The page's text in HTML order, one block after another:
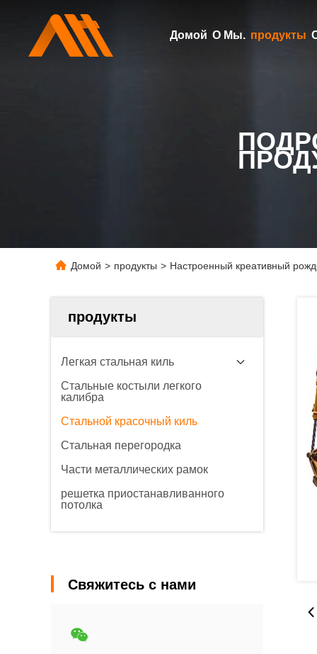
Домой О Мы. продукты
Домой > продукты > Настроенный креативный
продукты
Легкая стальная киль
Стальные костыли легкого
калибра
Стальной красочный киль
Стальная перегородка
Части металлических рамок
решетка приостанавливанного
потолка
Свяжитесь с нами